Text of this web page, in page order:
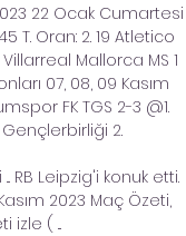
22 Ocak Cumartesi
T. Oran: 2. 19 Atletico
Mallorca MS 1
07, 08, 09 Kasım
FK TGS 2-3 @1.
2.
RB Leipzig'i konuk etti.
2023 Maç Özeti,
izle ( ...